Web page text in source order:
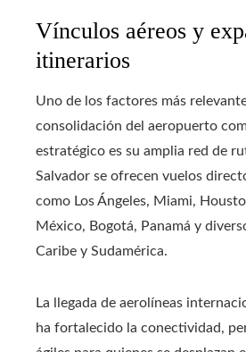
Vínculos aéreos y
itinerarios
Uno de los factores más
consolidación del aeropuerto
estratégico es su amplia red de
Salvador se ofrecen vuelos
como Los Ángeles, Miami,
México, Bogotá, Panamá y
Caribe y Sudamérica.
La llegada de aerolíneas
ha fortalecido la conectividad,